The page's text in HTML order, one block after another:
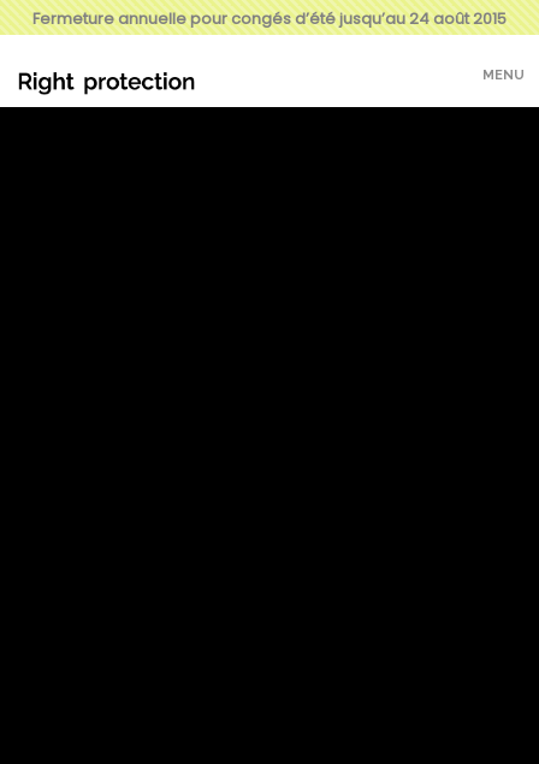
Fermeture annuelle pour congés d’été jusqu’au 24 août 2015
MENU